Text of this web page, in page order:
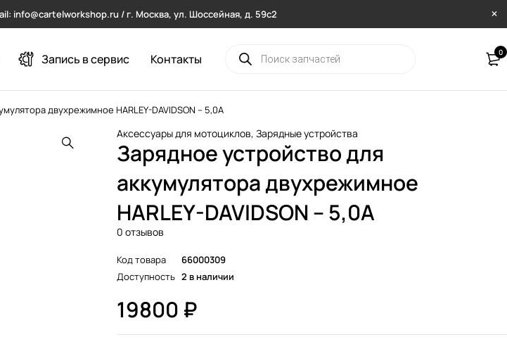
info@cartelworkshop.ru / г. Москва, ул. Шоссейная, д. 59с2
Запись в сервис Контакты 0
двухрежимное HARLEY-DAVIDSON – 5,0А
Аксессуары для мотоциклов,Зарядные устройства
Зарядное устройство для
аккумулятора двухрежимное
HARLEY-DAVIDSON – 5,0А
0 отзывов
Код товара
66000309
Доступность 2 в наличии
19800 ₽